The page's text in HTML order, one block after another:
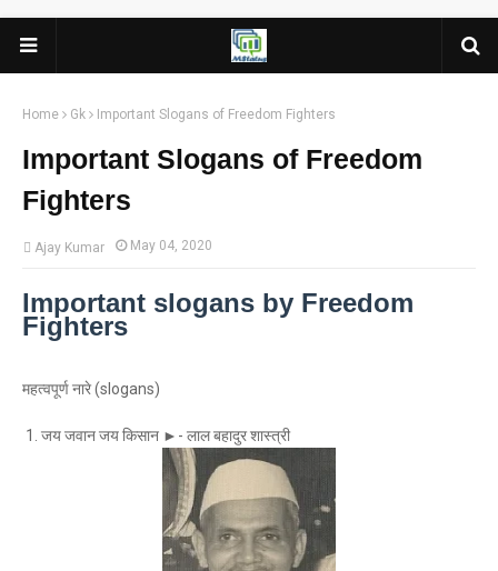
Home Gk Important Slogans of Freedom Fighters
Important Slogans of Freedom
Fighters
Ajay Kumar May 04, 2020
Important slogans by Freedom
Fighters
महत्वपूर्ण नारे (slogans)
1. जय जवान जय किसान ►- लाल बहादुर शास्त्री